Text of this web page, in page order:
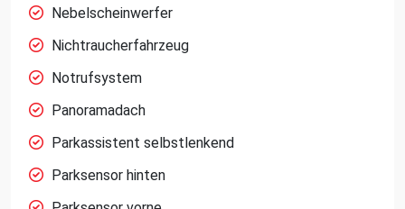
Nebelscheinwerfer
Nichtraucherfahrzeug
Notrufsystem
Panoramadach
Parkassistent selbstlenkend
Parksensor hinten